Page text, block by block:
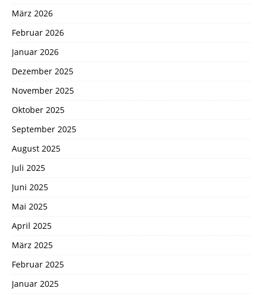
März 2026
Februar 2026
Januar 2026
Dezember 2025
November 2025
Oktober 2025
September 2025
August 2025
Juli 2025
Juni 2025
Mai 2025
April 2025
März 2025
Februar 2025
Januar 2025